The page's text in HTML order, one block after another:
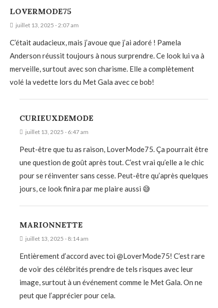
LOVERMODE75
juillet 13, 2025 - 2:07 am
C’était audacieux, mais j’avoue que j’ai adoré ! Pamela
Anderson réussit toujours à nous surprendre. Ce look lui va à
merveille, surtout avec son charisme. Elle a complètement
volé la vedette lors du Met Gala avec ce bob!
CURIEUXDEMODE
juillet 13, 2025 - 6:47 am
Peut-être que tu as raison, LoverMode75. Ça pourrait être
une question de goût après tout. C’est vrai qu’elle a le chic
pour se réinventer sans cesse. Peut-être qu’après quelques
jours, ce look finira par me plaire aussi 😅
MARIONNETTE
juillet 13, 2025 - 8:14 am
Entièrement d’accord avec toi @LoverMode75! C’est rare
de voir des célébrités prendre de tels risques avec leur
image, surtout à un événement comme le Met Gala. On ne
peut que l’apprécier pour cela.